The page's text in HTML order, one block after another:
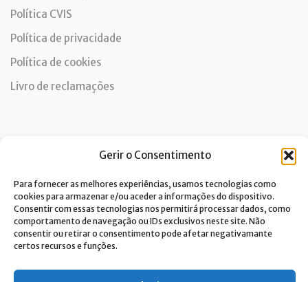
Gerir o Consentimento
Para fornecer as melhores experiências, usamos tecnologias como
cookies para armazenar e/ou aceder a informações do dispositivo.
Consentir com essas tecnologias nos permitirá processar dados, como
comportamento de navegação ou IDs exclusivos neste site. Não
consentir ou retirar o consentimento pode afetar negativamante
certos recursos e funções.
Política CVIS
Política de privacidade
Política de cookies
Livro de reclamações
Dou consentimento ao tratamento de dados e aceito a
política de privacidade.*
A Costa Verde está comprometida com a implementação do RGPD. Para